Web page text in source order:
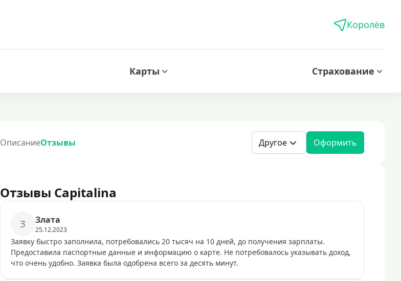
Королёв
Карты Страхование
ОписаниеОтзывы Другое Оформить
Отзывы Capitalina
З Злата
25.12.2023
Заявку быстро заполнила, потребовались 20 тысяч на 10 дней, до получения зарплаты.
Предоставила паспортные данные и информацию о карте. Не потребовалось указывать доход,
что очень удобно. Заявка была одобрена всего за десять минут.